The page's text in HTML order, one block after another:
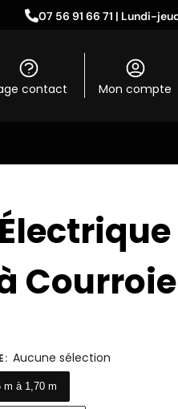
07 56 91 66 71 | Lundi-
contact Mon compte
Courroie
: Aucune sélection
m à 1,70 m